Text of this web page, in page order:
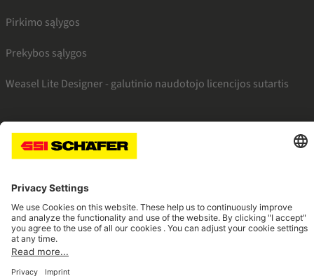
Pirkimo sąlygos
Prekybos sąlygos
Weasel Lite Designer - galutinio naudotojo licencijos sutartis
SSI facebookSSI youtubeSSI linkedin
Navigate to home page